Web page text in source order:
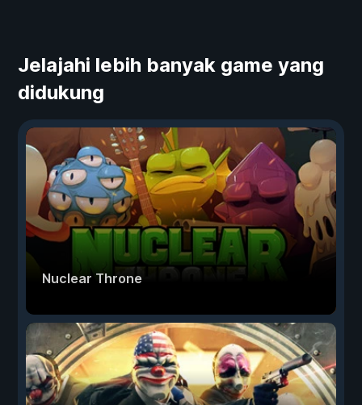
Jelajahi lebih banyak game yang
didukung
Nuclear Throne